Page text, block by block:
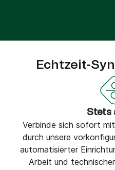
Echtzeit-
Stets
Verbinde sich sofort
durch unsere
automatisierter
Arbeit und